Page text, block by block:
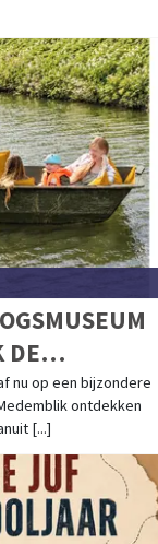
DE
EEN
nu op een bijzondere
ontdekken
[...]